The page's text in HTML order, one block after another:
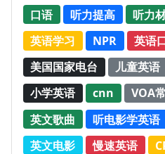
口语
听力提高 听力
英语学习
NPR 英语
美国国家电台
儿童英语
小学英语
cnn VOA
英文歌曲
听电影学英语
英文电影
慢速英语